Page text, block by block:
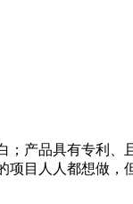
产品具有专利
目人人都想做